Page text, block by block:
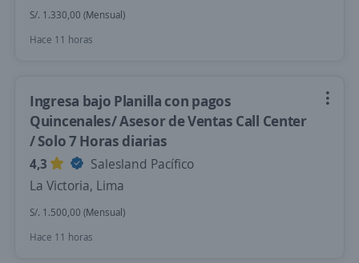
S/. 1.330,00 (Mensual)
Hace 11 horas
Ingresa bajo Planilla con pagos
Quincenales/ Asesor de Ventas Call Center
/ Solo 7 Horas diarias
4,3
Salesland Pacífico
La Victoria, Lima
S/. 1.500,00 (Mensual)
Hace 11 horas